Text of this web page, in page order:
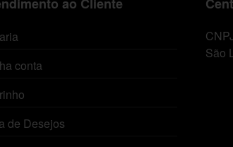
conta
de Desejos
São